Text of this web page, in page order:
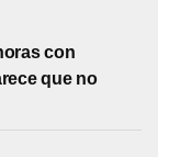
con
que no